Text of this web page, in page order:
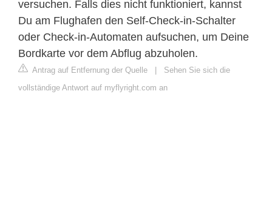
versuchen. Falls dies nicht funktioniert, kannst
Du am Flughafen den Self-Check-in-Schalter
oder Check-in-Automaten aufsuchen, um Deine
Bordkarte vor dem Abflug abzuholen.
Antrag auf Entfernung der Quelle | Sehen Sie sich die
vollständige Antwort auf myflyright.com an